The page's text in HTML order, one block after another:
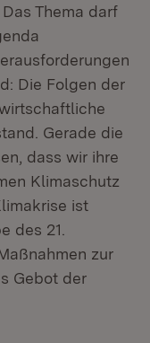
Thema darf
Die Folgen der
Gerade die
dass wir ihre
Klimaschutz
ist
des 21.
zur
Gebot der